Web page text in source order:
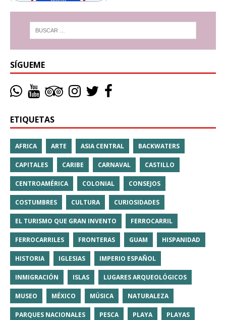
SÍGUEME
ETIQUETAS
AFRICA ARTE ASIA CENTRAL BACKWATERS
CAPITALES CARIBE CARNAVAL CASTILLO
CENTROAMÉRICA COLONIAL CONSEJOS
COSTUMBRES CULTURA CURIOSIDADES
EL TURISMO QUE GRAN INVENTO FERROCARRIL
FERROCARRILES FRONTERAS GUAM HISPANIDAD
HISTORIA IGLESIAS IMPERIO ESPAÑOL
INMIGRACIÓN ISLAS LUGARES ARQUEOLÓGICOS
MUSEO MÉXICO MÚSICA NATURALEZA
PARQUES NACIONALES PESCA PLAYA PLAYAS